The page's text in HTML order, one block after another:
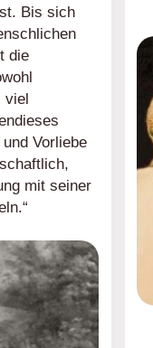
Bis sich
die
viel
Vorliebe
mit seiner